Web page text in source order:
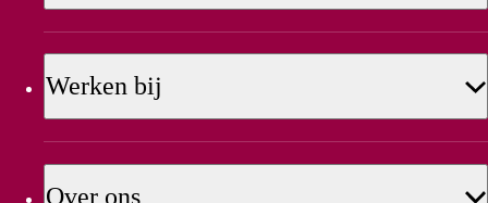
Werken bij
Over ons